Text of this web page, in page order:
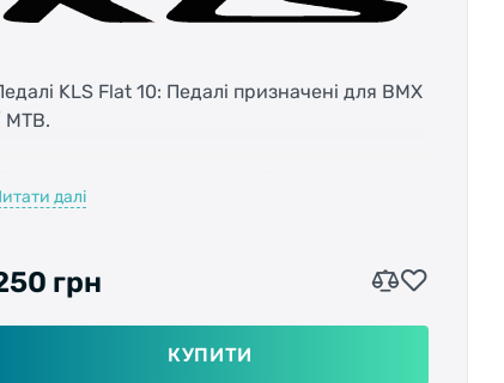
KLS Flat 10: Педалі призначені для BMX
сталева вісь; кулькові підшипники;
катафоти, для позначення велосипедиста в
пору доби.
далі
грн
КУПИТИ